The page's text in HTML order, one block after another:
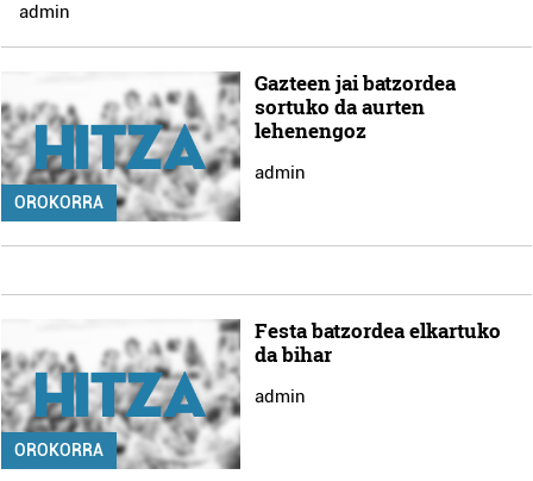
admin
OROKORRA
Gazteen jai batzordea
sortuko da aurten
lehenengoz
admin
OROKORRA
Festa batzordea elkartuko
da bihar
admin